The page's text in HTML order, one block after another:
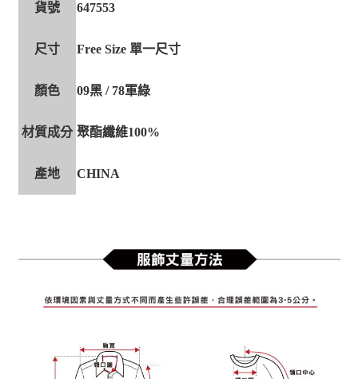
貨號 647553
尺寸 Free Size 單一尺寸
顏色 09黑 / 78軍綠
材質成分 聚酯纖維100%
產地 CHINA